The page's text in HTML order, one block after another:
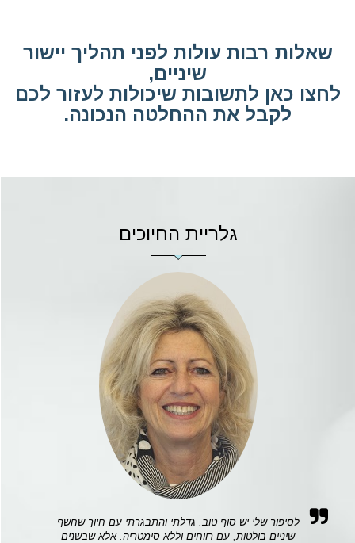
שאלות רבות עולות לפני תהליך יישור
שיניים,
לחצו כאן לתשובות שיכולות לעזור לכם
לקבל את ההחלטה הנכונה.
גלריית החיוכים
לסיפור שלי יש סוף טוב. גדלתי והתבגרתי עם חיוך שחשף
שיניים בולטות, עם רווחים וללא סימטריה. אלא שבשנים